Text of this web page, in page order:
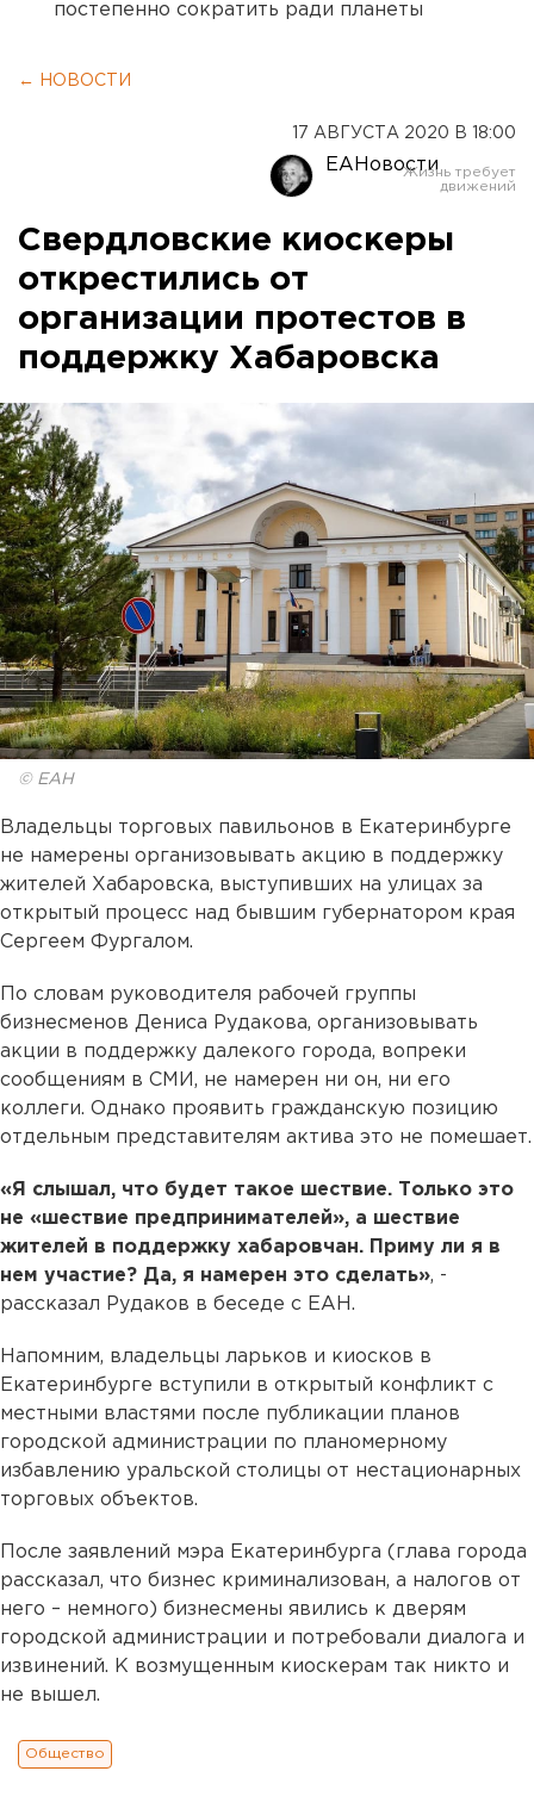
постепенно сократить ради планеты
← НОВОСТИ
17 АВГУСТА 2020 В 18:00
ЕАНовости
Свердловские киоскеры
открестились от
организации протестов в
поддержку Хабаровска
© ЕАН
Владельцы торговых павильонов в Екатеринбурге
не намерены организовывать акцию в поддержку
жителей Хабаровска, выступивших на улицах за
открытый процесс над бывшим губернатором края
Сергеем Фургалом.
По словам руководителя рабочей группы
бизнесменов Дениса Рудакова, организовывать
акции в поддержку далекого города, вопреки
сообщениям в СМИ, не намерен ни он, ни его
коллеги. Однако проявить гражданскую позицию
отдельным представителям актива это не помешает.
«Я слышал, что будет такое шествие. Только это
не «шествие предпринимателей», а шествие
жителей в поддержку хабаровчан. Приму ли я в
нем участие? Да, я намерен это сделать», -
рассказал Рудаков в беседе с ЕАН.
Напомним, владельцы ларьков и киосков в
Екатеринбурге вступили в открытый конфликт с
местными властями после публикации планов
городской администрации по планомерному
избавлению уральской столицы от нестационарных
торговых объектов.
После заявлений мэра Екатеринбурга (глава города
рассказал, что бизнес криминализован, а налогов от
него – немного) бизнесмены явились к дверям
городской администрации и потребовали диалога и
извинений. К возмущенным киоскерам так никто и
не вышел.
Общество